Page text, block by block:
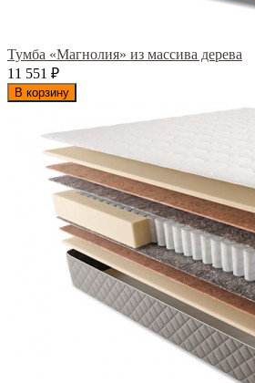
Тумба «Магнолия» из массива дерева
11 551
₽
В корзину